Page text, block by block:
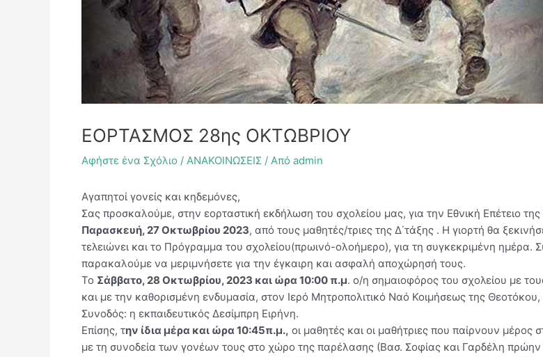
ΕΟΡΤΑΣΜΟΣ 28ης ΟΚΤΩΒΡΙΟΥ
Αφήστε ένα Σχόλιο / ΑΝΑΚΟΙΝΩΣΕΙΣ / Από admin
Αγαπητοί γονείς και κηδεμόνες,
Σας προσκαλούμε, στην εορταστική εκδήλωση του σχολείου μας, για την Εθνική Επέτειο
Παρασκευή, 27 Οκτωβρίου 2023, από τους μαθητές/τριες της Δ΄τάξης . Η γιορτή θα
τελειώνει και το Πρόγραμμα του σχολείου(πρωινό-ολοήμερο), για τη συγκεκριμένη
παρακαλούμε να μεριμνήσετε για την έγκαιρη και ασφαλή αποχώρησή τους.
Το Σάββατο, 28 Οκτωβρίου, 2023 και ώρα 10:00 π.μ. ο/η σημαιοφόρος του σχολείου με
και με την καθορισμένη ενδυμασία, στον Ιερό Μητροπολιτικό Ναό Κοιμήσεως της
Συνοδός: η εκπαιδευτικός Δεσίμπρη Ειρήνη.
Επίσης, την ίδια μέρα και ώρα 10:45π.μ., οι μαθητές και οι μαθήτριες που παίρνουν
με τη συνοδεία των γονέων τους στο χώρο της παρέλασης (Βασ. Σοφίας και Γαρδέλη πρώην